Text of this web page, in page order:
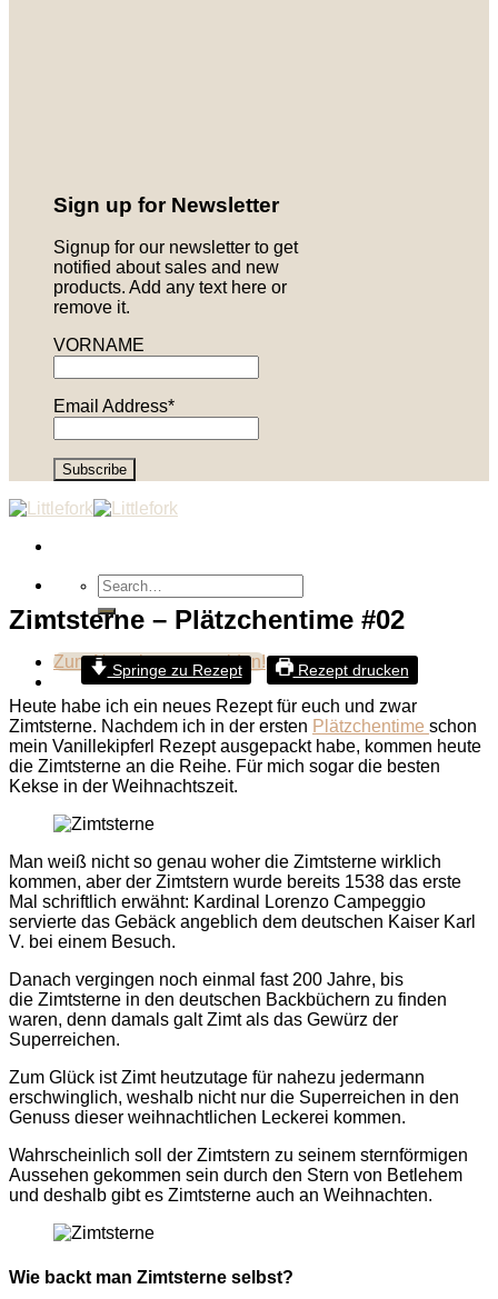
Sign up for Newsletter
Signup for our newsletter to get
notified about sales and new
products. Add any text here or
remove it.
VORNAME
Email Address*
Zum Newsletter anmelden!
Zimtsterne – Plätzchentime #02
Springe zu Rezept Rezept drucken
Heute habe ich ein neues Rezept für euch und zwar
Zimtsterne. Nachdem ich in der ersten Plätzchentime schon
mein Vanillekipferl Rezept ausgepackt habe, kommen heute
die Zimtsterne an die Reihe. Für mich sogar die besten
Kekse in der Weihnachtszeit.
Man weiß nicht so genau woher die Zimtsterne wirklich
kommen, aber der Zimtstern wurde bereits 1538 das erste
Mal schriftlich erwähnt: Kardinal Lorenzo Campeggio
servierte das Gebäck angeblich dem deutschen Kaiser Karl
V. bei einem Besuch.
Danach vergingen noch einmal fast 200 Jahre, bis
die Zimtsterne in den deutschen Backbüchern zu finden
waren, denn damals galt Zimt als das Gewürz der
Superreichen.
Zum Glück ist Zimt heutzutage für nahezu jedermann
erschwinglich, weshalb nicht nur die Superreichen in den
Genuss dieser weihnachtlichen Leckerei kommen.
Wahrscheinlich soll der Zimtstern zu seinem sternförmigen
Aussehen gekommen sein durch den Stern von Betlehem
und deshalb gibt es Zimtsterne auch an Weihnachten.
Wie backt man Zimtsterne selbst?